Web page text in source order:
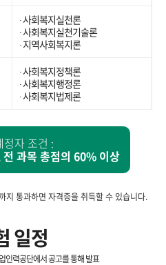
∙ 사회복지실천론
∙ 사회복지실천기술론
∙ 지역사회복지론
∙ 사회복지정책론
∙ 사회복지행정론
∙ 사회복지법제론
정자 조건 :
과목 총점의 60% 이상
통과하면 자격증을 취득할 수 있습니다.
일정
력공단에서 공고를 통해 발표